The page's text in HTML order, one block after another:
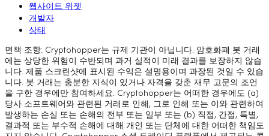
웹사이트 위젯
개발자
상태
면책 조항: Cryptohopper는 규제 기관이 아닙니다. 암호화폐 봇 거래
에는 상당한 위험이 수반되며 과거 실적이 미래 결과를 보장하지 않습
니다. 제품 스크린샷에 표시된 수익은 설명용이며 과장된 것일 수 있습
니다. 봇 거래는 충분한 지식이 있거나 자격을 갖춘 재무 고문의 조언
을 구한 경우에만 참여하세요. Cryptohopper는 어떠한 경우에도 (a)
당사 소프트웨어와 관련된 거래로 인해, 그로 인해 또는 이와 관련하여
발생하는 손실 또는 손해의 전부 또는 일부 또는 (b) 직접, 간접, 특별,
결과적 또는 부수적 손해에 대해 개인 또는 단체에 대한 어떠한 책임도